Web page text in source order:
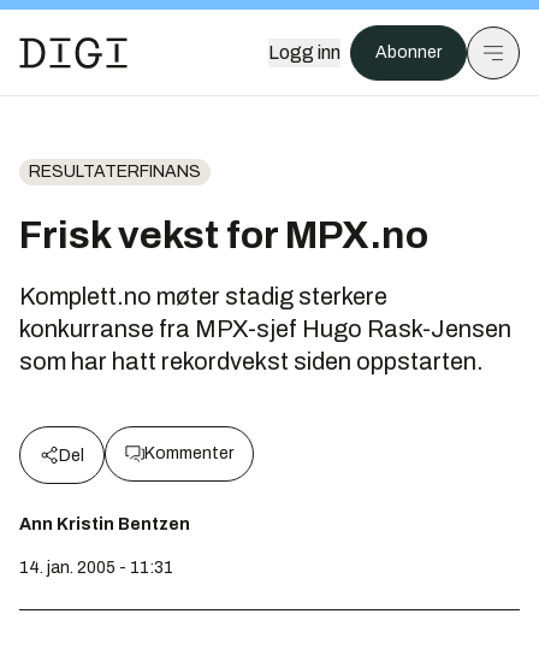
Logg inn Abonner
RESULTATERFINANS
Frisk vekst for MPX.no
Komplett.no møter stadig sterkere
konkurranse fra MPX-sjef Hugo Rask-Jensen
som har hatt rekordvekst siden oppstarten.
Del Kommenter
Ann Kristin Bentzen
14. jan. 2005 - 11:31